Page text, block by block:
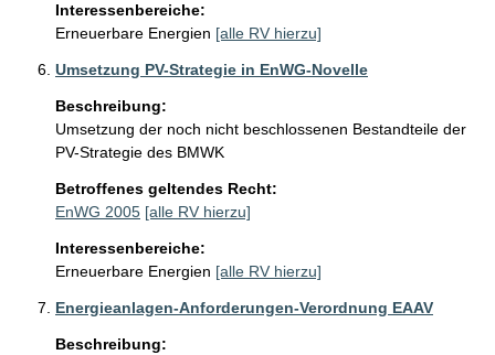
Interessenbereiche:
Erneuerbare Energien [alle RV hierzu]
Umsetzung PV-Strategie in EnWG-Novelle
Beschreibung:
Umsetzung der noch nicht beschlossenen Bestandteile der
PV-Strategie des BMWK
Betroffenes geltendes Recht:
EnWG 2005 [alle RV hierzu]
Interessenbereiche:
Erneuerbare Energien [alle RV hierzu]
Energieanlagen-Anforderungen-Verordnung EAAV
Beschreibung: